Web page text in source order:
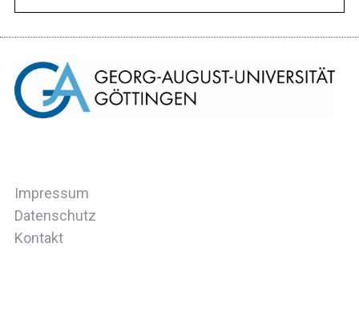
Impressum
Datenschutz
Kontakt